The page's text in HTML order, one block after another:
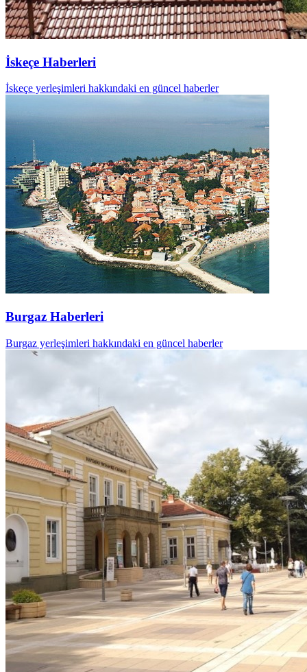
İskeçe Haberleri
İskeçe yerleşimleri hakkındaki en güncel haberler
Burgaz Haberleri
Burgaz yerleşimleri hakkındaki en güncel haberler